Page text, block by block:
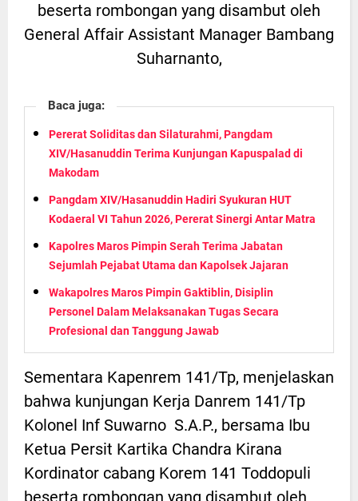
beserta rombongan yang disambut oleh
General Affair Assistant Manager Bambang
Suharnanto,
Baca juga:
Pererat Soliditas dan Silaturahmi, Pangdam
XIV/Hasanuddin Terima Kunjungan Kapuspalad di
Makodam
Pangdam XIV/Hasanuddin Hadiri Syukuran HUT
Kodaeral VI Tahun 2026, Pererat Sinergi Antar Matra
Kapolres Maros Pimpin Serah Terima Jabatan
Sejumlah Pejabat Utama dan Kapolsek Jajaran
Wakapolres Maros Pimpin Gaktiblin, Disiplin
Personel Dalam Melaksanakan Tugas Secara
Profesional dan Tanggung Jawab
Sementara Kapenrem 141/Tp, menjelaskan
bahwa kunjungan Kerja Danrem 141/Tp
Kolonel Inf Suwarno S.A.P., bersama Ibu
Ketua Persit Kartika Chandra Kirana
Kordinator cabang Korem 141 Toddopuli